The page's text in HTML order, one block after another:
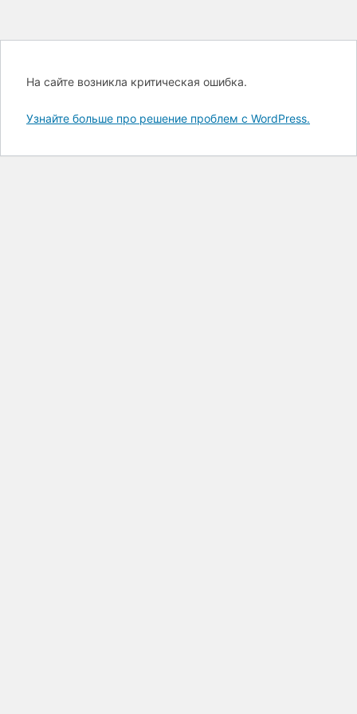
На сайте возникла критическая ошибка.
Узнайте больше про решение проблем с WordPress.